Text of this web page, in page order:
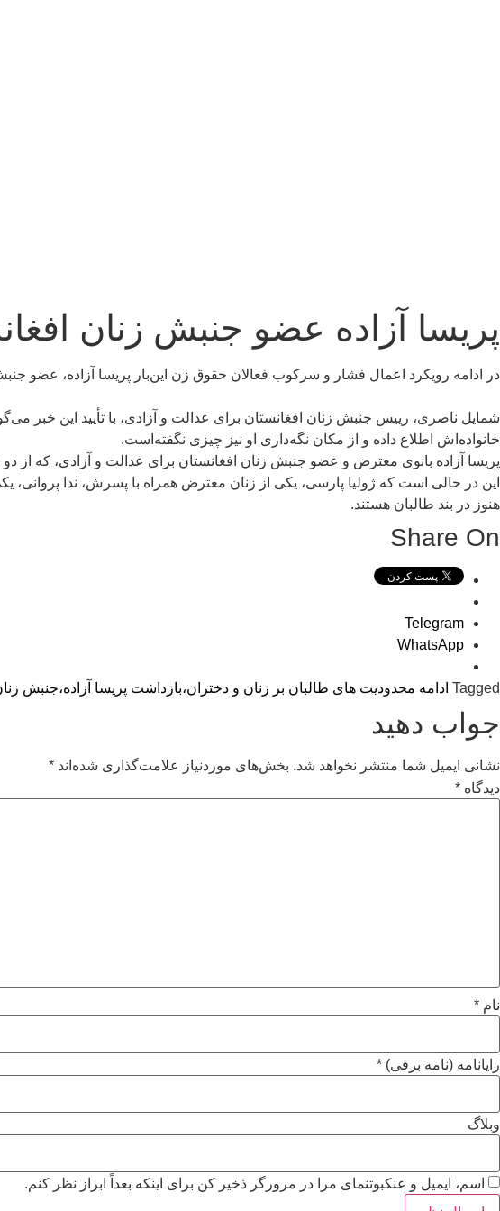
پریسا آزاده عضو جنبش زنان
در ادامه رویکرد اعمال فشار و سرکوب فعالان حقوق زن این‌بار پریسا آزاده، عضو
شمایل ناصری، رییس جنبش زنان افغانستان برای عدالت و آزادی، با تأیید این خبر
خانواده‌اش اطلاع داده و از مکان نگه‌داری او نیز چیزی نگفته‌است.
پریسا آزاده بانوی معترض و عضو جنبش زنان افغانستان برای عدالت و آزادی، که از
این در حالی است که ژولیا پارسی، یکی از زنان معترض همراه با پسرش، ندا
هنوز در بند طالبان هستند.
Share On
Telegram
WhatsApp
Tagged ادامه محدودیت های طالبان بر زنان و دختران،بازداشت پریسا آزاده،جنبش
جواب دهید
نشانی ایمیل شما منتشر نخواهد شد. بخش‌های موردنیاز علامت‌گذاری شده‌اند *
دیدگاه *
نام *
رایانامه (نامه برقی) *
وبلاگ
اسم، ایمیل و عنکبوتنمای مرا در مرورگر ذخیر کن برای اینکه بعداً ابراز نظر کنم.